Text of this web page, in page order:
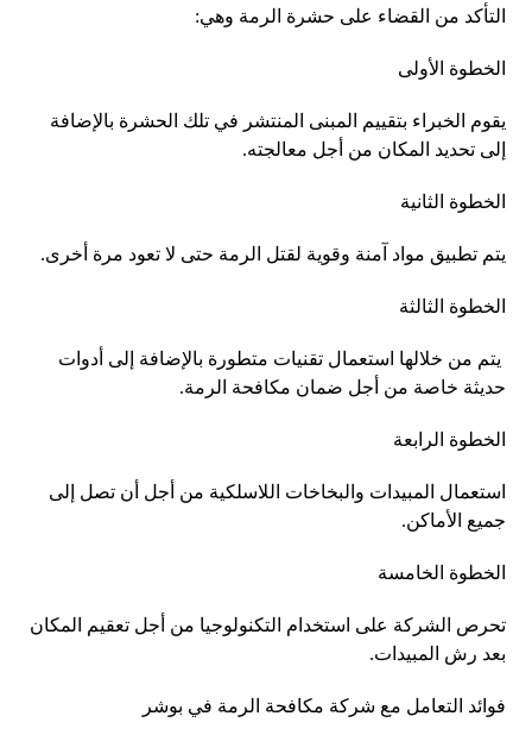
التأكد من القضاء على حشرة الرمة وهي:
الخطوة الأولى
يقوم الخبراء بتقييم المبنى المنتشر في تلك الحشرة بالإضافة
إلى تحديد المكان من أجل معالجته.
الخطوة الثانية
يتم تطبيق مواد آمنة وقوية لقتل الرمة حتى لا تعود مرة أخرى.
الخطوة الثالثة
يتم من خلالها استعمال تقنيات متطورة بالإضافة إلى أدوات
حديثة خاصة من أجل ضمان مكافحة الرمة.
الخطوة الرابعة
استعمال المبيدات والبخاخات اللاسلكية من أجل أن تصل إلى
جميع الأماكن.
الخطوة الخامسة
تحرص الشركة على استخدام التكنولوجيا من أجل تعقيم المكان
بعد رش المبيدات.
فوائد التعامل مع شركة مكافحة الرمة في بوشر